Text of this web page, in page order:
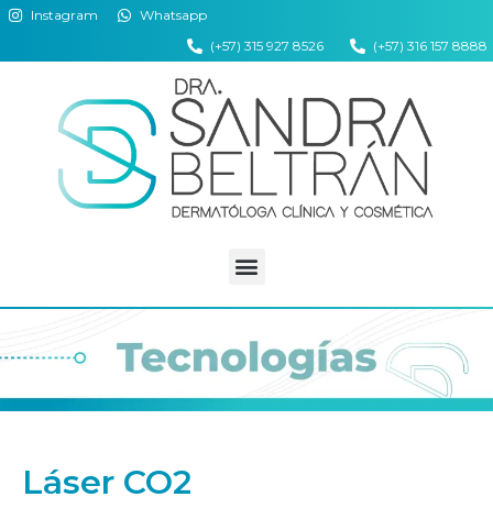
Instagram
Whatsapp
(+57) 315 927 8526
(+57) 316 157 8888
Láser CO2